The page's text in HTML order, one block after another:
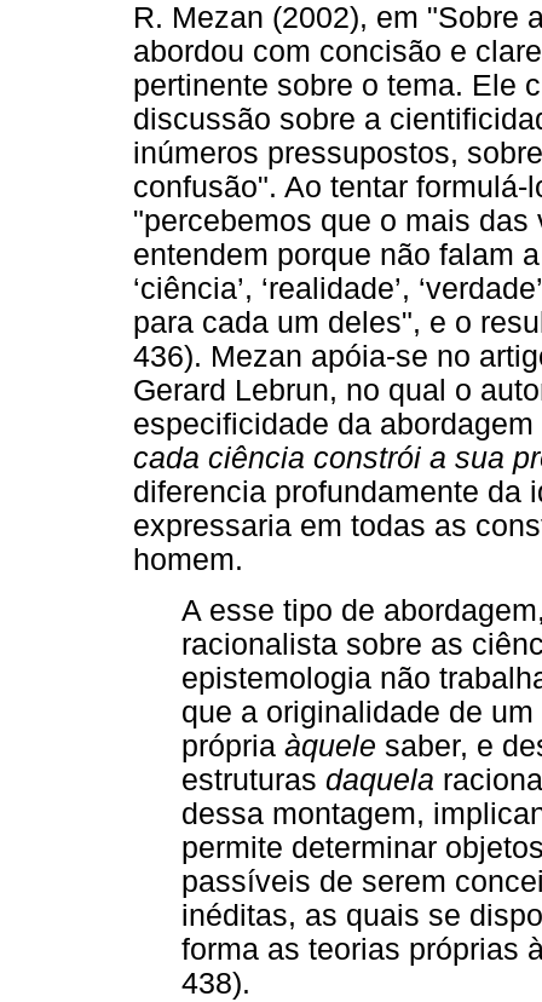
R. Mezan (2002), em "Sobre
abordou com concisão e
pertinente sobre o tema. Ele
discussão sobre a
inúmeros pressupostos,
confusão". Ao tentar
"percebemos que o mais
entendem porque não falam
‘ciência’, ‘realidade’,
para cada um deles", e o
436). Mezan apóia-se no
Gerard Lebrun, no qual o
especificidade da
cada ciência constrói a sua
diferencia profundamente da
expressaria em todas as
homem.
A esse tipo de
racionalista sobre as
epistemologia não
que a originalidade de
própria àquele saber, e
estruturas daquela
dessa montagem,
permite determinar
passíveis de serem
inéditas, as quais se
forma as teorias próprias
438).